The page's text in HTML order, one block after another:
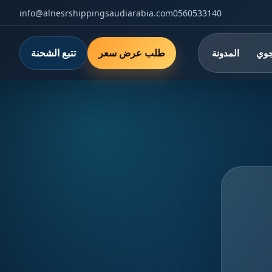
0560533140
info@alnesrshippingsaudiarabia.com
المدونة طلب عرض سعر تتبع الشحنة